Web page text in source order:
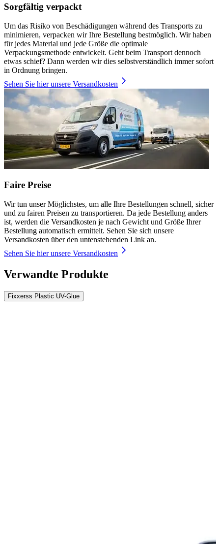
Sorgfältig verpackt
Um das Risiko von Beschädigungen während des Transports zu
minimieren, verpacken wir Ihre Bestellung bestmöglich. Wir haben
für jedes Material und jede Größe die optimale
Verpackungsmethode entwickelt. Geht beim Transport dennoch
etwas schief? Dann werden wir dies selbstverständlich immer sofort
in Ordnung bringen.
Sehen Sie hier unsere Versandkosten
Faire Preise
Wir tun unser Möglichstes, um alle Ihre Bestellungen schnell, sicher
und zu fairen Preisen zu transportieren. Da jede Bestellung anders
ist, werden die Versandkosten je nach Gewicht und Größe Ihrer
Bestellung automatisch ermittelt. Sehen Sie sich unsere
Versandkosten über den untenstehenden Link an.
Sehen Sie hier unsere Versandkosten
Verwandte Produkte
Fixxerss Plastic UV-Glue